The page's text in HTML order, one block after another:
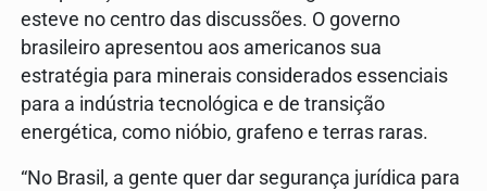
esteve no centro das discussões. O governo
brasileiro apresentou aos americanos sua
estratégia para minerais considerados essenciais
para a indústria tecnológica e de transição
energética, como nióbio, grafeno e terras raras.
“No Brasil, a gente quer dar segurança jurídica para